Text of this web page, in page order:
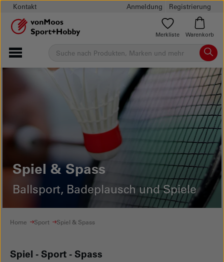
Kontakt Anmeldung Registrierung
Merkliste Warenkorb
Spiel & Spass
Ballsport, Badeplausch und Spiele
Home Sport Spiel & Spass
Spiel - Sport - Spass